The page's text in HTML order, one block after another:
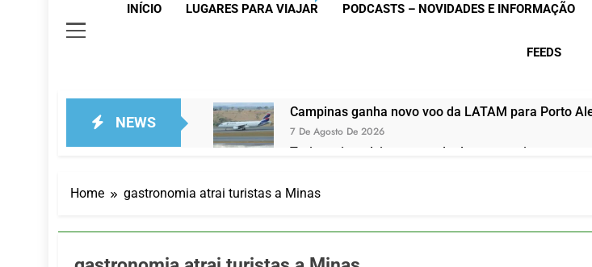
INÍCIO LUGARES PARA VIAJAR PODCASTS – NOVIDADES E INFORMAÇÃO
FEEDS
NEWS
Campinas ganha novo voo da LATAM para Porto
7 De Agosto De 2026
Turismo impulsiona recorde de passageiros nos
Hotel Premium Campinas fortalece atuação nos
Executivo com carreira internacional, Marc
Home gastronomia atrai turistas a Minas